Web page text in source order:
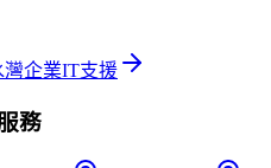
灣企業IT支援
務